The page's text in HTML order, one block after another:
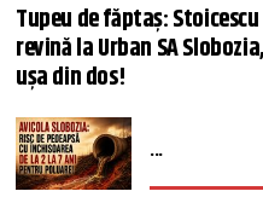
Tupeu de făptaș: Stoicescu
revină la Urban SA
ușa din dos!
...